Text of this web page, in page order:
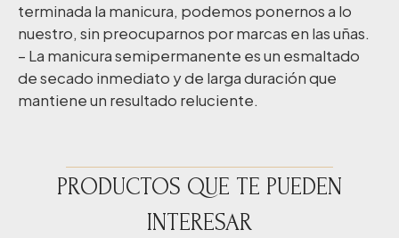
terminada la manicura, podemos ponernos a lo
nuestro, sin preocuparnos por marcas en las uñas.
– La manicura semipermanente es un esmaltado
de secado inmediato y de larga duración que
mantiene un resultado reluciente.
PRODUCTOS QUE TE PUEDEN
INTERESAR